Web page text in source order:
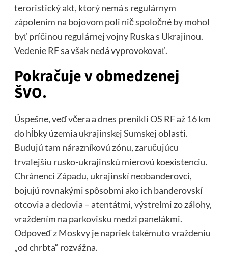
teroristický akt, ktorý nemá s regulárnym
zápolením na bojovom poli nič spoločné by mohol
byť príčinou regulárnej vojny Ruska s Ukrajinou.
Vedenie RF sa však nedá vyprovokovať.
Pokračuje v obmedzenej
ŠVO.
Úspešne, veď včera a dnes prenikli OS RF až 16 km
do hĺbky územia ukrajinskej Sumskej oblasti.
Budujú tam nárazníkovú zónu, zaručujúcu
trvalejšiu rusko-ukrajinskú mierovú koexistenciu.
Chránenci Západu, ukrajinskí neobanderovci,
bojujú rovnakými spôsobmi ako ich banderovskí
otcovia a dedovia – atentátmi, výstrelmi zo zálohy,
vraždením na parkovisku medzi panelákmi.
Odpoveď z Moskvy je napriek takémuto vraždeniu
„od chrbta“ rozvážna.